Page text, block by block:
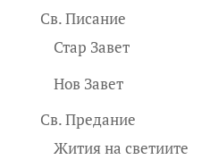
Св. Писание
Стар Завет
Нов Завет
Св. Предание
Жития на светиите